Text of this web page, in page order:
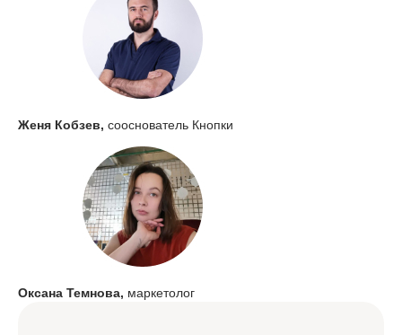
Женя Кобзев, сооснователь Кнопки
Оксана Темнова, маркетолог